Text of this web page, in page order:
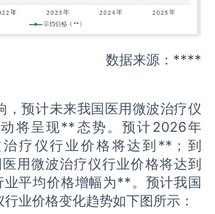
数据来源：****
，预计未来我国医用微波治疗仪
将呈现**态势。预计2026年
疗仪行业价格将达到**；到
用微波治疗仪行业价格将达到
平均价格增幅为**。预计我国
业价格变化趋势如下图所示：